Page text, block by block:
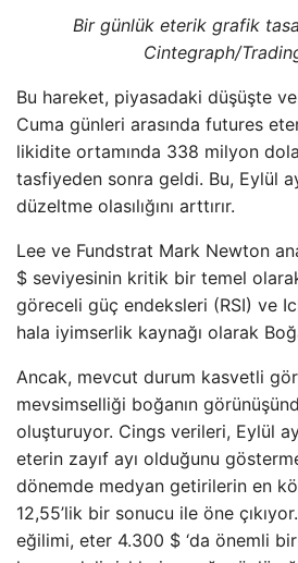
Bir günlük eterik grafik
Cintegraph/
Bu hareket, piyasadaki düşüşte
Cuma günleri arasında futures
likidite ortamında 338 milyon
tasfiyeden sonra geldi. Bu, Eylül
düzeltme olasılığını arttırır.
Lee ve Fundstrat Mark Newton
$ seviyesinin kritik bir temel
göreceli güç endeksleri (RSI) ve
hala iyimserlik kaynağı olarak
Ancak, mevcut durum kasvetli
mevsimselliği boğanın
oluşturuyor. Cings verileri, Eylül
eterin zayıf ayı olduğunu
dönemde medyan getirilerin en
12,55’lik bir sonucu ile öne
eğilimi, eter 4.300 $ ‘da önemli